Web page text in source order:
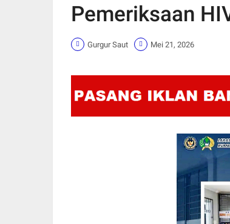
Pemeriksaan
Gurgur Saut Mei 21, 2026